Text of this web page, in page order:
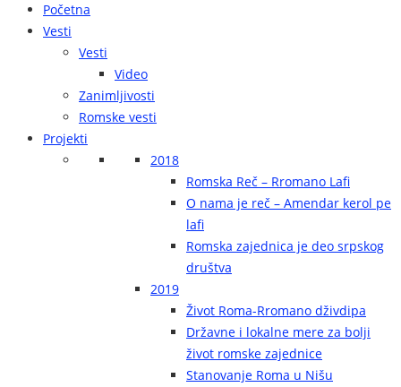
Početna
Vesti
Vesti
Video
Zanimljivosti
Romske vesti
Projekti
2018
Romska Reč – Rromano Lafi
O nama je reč – Amendar kerol pe
lafi
Romska zajednica je deo srpskog
društva
2019
Život Roma-Rromano dživdipa
Državne i lokalne mere za bolji
život romske zajednice
Stanovanje Roma u Nišu